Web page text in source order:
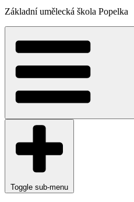
Základní umělecká škola Popelka
Toggle sub-menu